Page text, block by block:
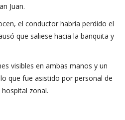
Juan.
el conductor habría perdido el
que saliese hacia la banquita y
visibles en ambas manos y un
que fue asistido por personal de
zonal.